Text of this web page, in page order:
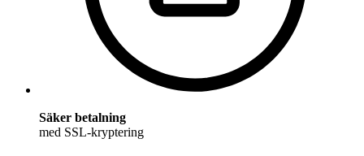
Säker betalning
med SSL-kryptering